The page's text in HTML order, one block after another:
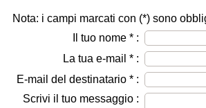
Nota: i campi marcati con (*) sono
Il tuo nome * :
La tua e-mail * :
E-mail del destinatario * :
Scrivi il tuo messaggio :